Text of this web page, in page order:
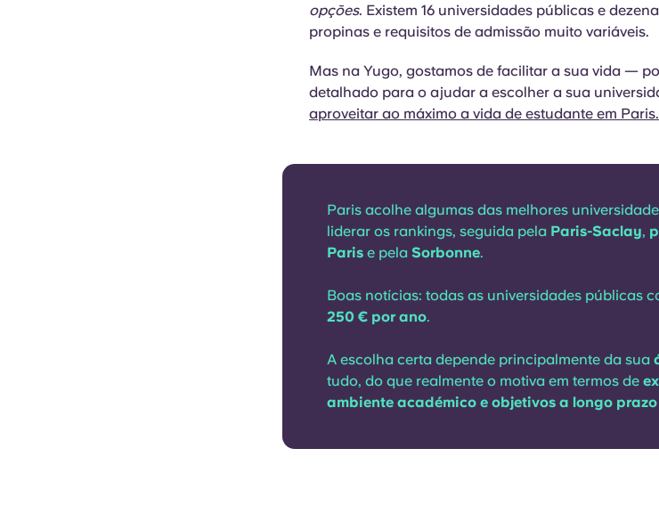
opções. Existem 16 universidades públicas e
propinas e requisitos de admissão muito variáveis.
Mas na Yugo, gostamos de facilitar a sua vida —
detalhado para o ajudar a escolher a sua
aproveitar ao máximo a vida de estudante em Paris.
Paris acolhe algumas das melhores
liderar os rankings, seguida pela Paris-Saclay,
Paris e pela Sorbonne.
Boas notícias: todas as universidades públicas
250 € por ano.
A escolha certa depende principalmente da sua
tudo, do que realmente o motiva em termos de
ambiente académico e objetivos a longo prazo